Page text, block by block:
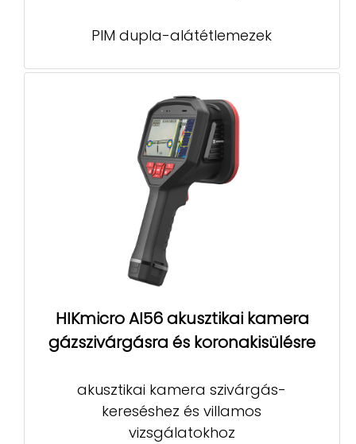
PIM dupla-alátétlemezek
HIKmicro AI56 akusztikai kamera
gázszivárgásra és koronakisülésre
akusztikai kamera szivárgás-
kereséshez és villamos
vizsgálatokhoz